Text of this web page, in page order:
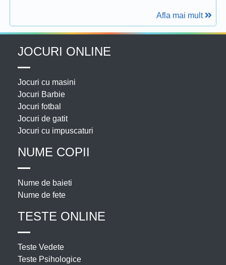
Afla mai mult
JOCURI ONLINE
Jocuri cu masini
Jocuri Barbie
Jocuri fotbal
Jocuri de gatit
Jocuri cu impuscaturi
NUME COPII
Nume de baieti
Nume de fete
TESTE ONLINE
Teste Vedete
Teste Psihologice